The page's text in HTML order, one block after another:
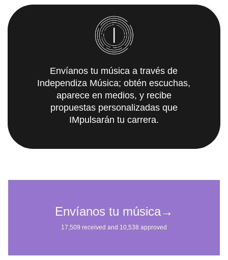
Envíanos tu música a través de
Independiza Música; obtén escuchas,
aparece en medios, y recibe
propuestas personalizadas que
IMpulsarán tu carrera.